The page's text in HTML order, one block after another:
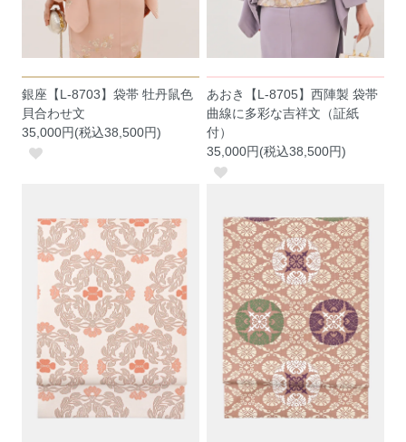
銀座【L-8703】袋帯 牡丹鼠色
貝合わせ文
35,000円(税込38,500円)
あおき【L-8705】西陣製 袋帯
曲線に多彩な吉祥文（証紙
付）
35,000円(税込38,500円)